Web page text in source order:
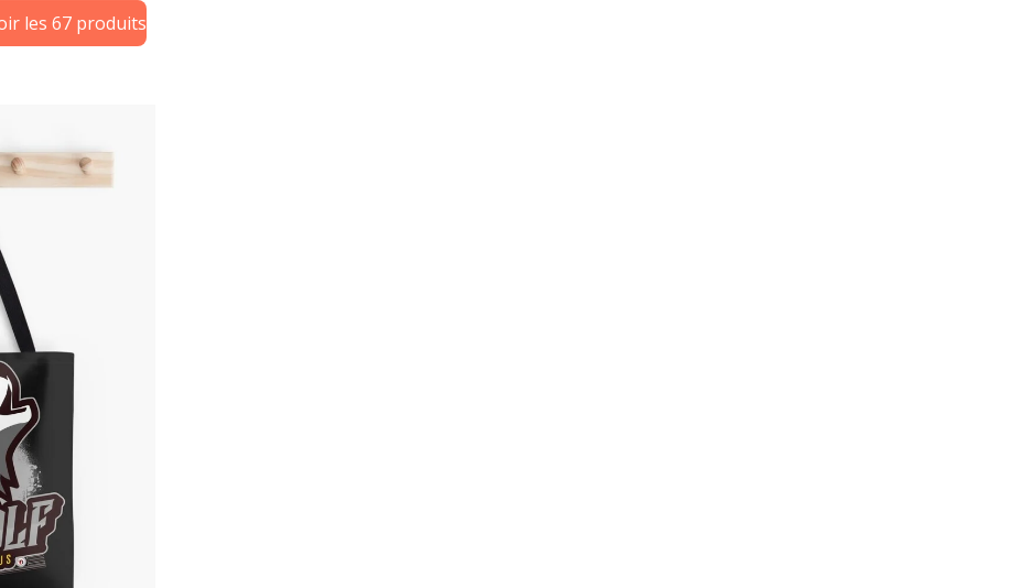
les 67 produits